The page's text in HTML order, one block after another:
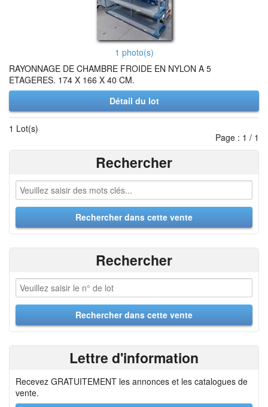
1 photo(s)
RAYONNAGE DE CHAMBRE FROIDE EN NYLON A 5
ETAGERES. 174 X 166 X 40 CM.
Détail du lot
1 Lot(s)
Page : 1 / 1
Rechercher
Rechercher
Lettre d'information
Recevez GRATUITEMENT les annonces et les catalogues de
vente.